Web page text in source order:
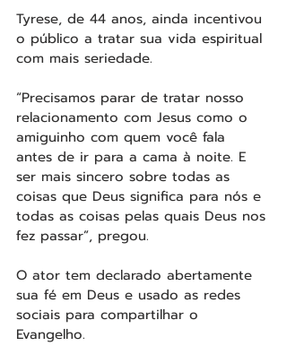
Tyrese, de 44 anos, ainda incentivou
o público a tratar sua vida espiritual
com mais seriedade.
“Precisamos parar de tratar nosso
relacionamento com Jesus como o
amiguinho com quem você fala
antes de ir para a cama à noite. E
ser mais sincero sobre todas as
coisas que Deus significa para nós e
todas as coisas pelas quais Deus nos
fez passar”, pregou.
O ator tem declarado abertamente
sua fé em Deus e usado as redes
sociais para compartilhar o
Evangelho.